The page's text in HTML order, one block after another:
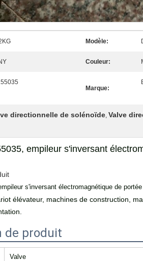
Modèle:
Couleur:
Marque:
directionnelle de solénoïde, Valve
empileur s'inversant
s'inversant électromagnétique de
élévateur, machines de construction,
de produit
Valve